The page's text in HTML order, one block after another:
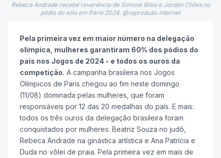
Rebeca Andrade recebe reverência de Simone Biles e Jordan Chiles no
pódio do solo em Paris 2024. @reproduão internet
Pela primeira vez em maior número na delegação
olímpica, mulheres garantiram 60% dos pódios do
país nos Jogos de 2024 - e todos os ouros da
competição. A campanha brasileira nos Jogos
Olímpicos de Paris chegou ao fim neste domingo
(11/08) dominada pelas mulheres, que foram
responsáveis por 12 das 20 medalhas do país. E mais:
todos os três ouros da delegação brasileira foram
conquistados por mulheres: Beatriz Souza no judô,
Rebeca Andrade na ginástica artística e Ana Patrícia e
Duda no vôlei de praia. Pela primeira vez em mais de